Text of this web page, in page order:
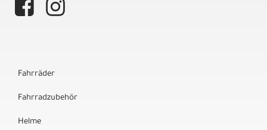
Fahrräder
Fahrradzubehör
Helme